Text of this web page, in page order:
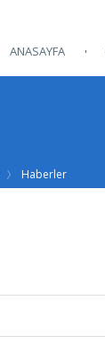
ANASAYFA
Haberler